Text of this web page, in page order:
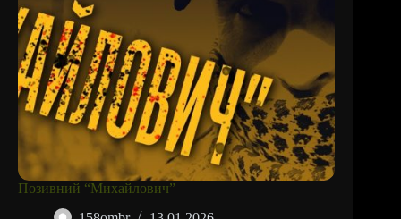
Позивний “Михайлович”